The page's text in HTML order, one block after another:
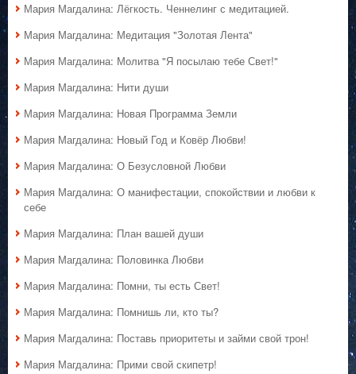
Мария Магдалина: Лёгкость. Ченнелинг с медитацией.
Мария Магдалина: Медитация "Золотая Лента"
Мария Магдалина: Молитва "Я посылаю тебе Свет!"
Мария Магдалина: Нити души
Мария Магдалина: Новая Программа Земли
Мария Магдалина: Новый Год и Ковёр Любви!
Мария Магдалина: О Безусловной Любви
Мария Магдалина: О манифестации, спокойствии и любви к
себе
Мария Магдалина: План вашей души
Мария Магдалина: Половинка Любви
Мария Магдалина: Помни, ты есть Свет!
Мария Магдалина: Помнишь ли, кто ты?
Мария Магдалина: Поставь приоритеты и займи свой трон!
Мария Магдалина: Прими свой скипетр!